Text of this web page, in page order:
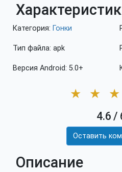
Категория: Гонки
Тип файла: apk
Версия Android: 5.0+
★ ★ ★
4.6 /
Оставить
Описание